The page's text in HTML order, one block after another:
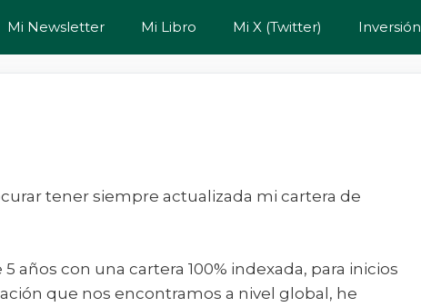
Mi Newsletter Mi Libro Mi X (Twitter) Inversión
tener siempre actualizada mi cartera de
años con una cartera 100% indexada, para inicios
que nos encontramos a nivel global, he